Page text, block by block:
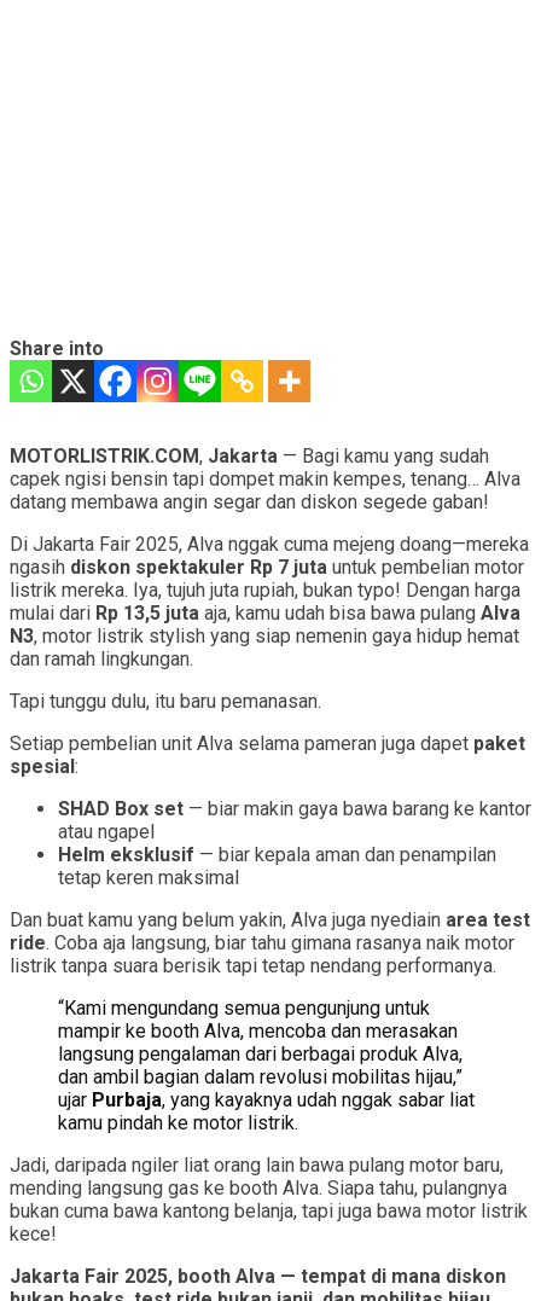
Share into
MOTORLISTRIK.COM, Jakarta — Bagi kamu yang sudah
capek ngisi bensin tapi dompet makin kempes, tenang… Alva
datang membawa angin segar dan diskon segede gaban!
Di Jakarta Fair 2025, Alva nggak cuma mejeng doang—mereka
ngasih diskon spektakuler Rp 7 juta untuk pembelian motor
listrik mereka. Iya, tujuh juta rupiah, bukan typo! Dengan harga
mulai dari Rp 13,5 juta aja, kamu udah bisa bawa pulang Alva
N3, motor listrik stylish yang siap nemenin gaya hidup hemat
dan ramah lingkungan.
Tapi tunggu dulu, itu baru pemanasan.
Setiap pembelian unit Alva selama pameran juga dapet paket
spesial :
SHAD Box set — biar makin gaya bawa barang ke kantor
atau ngapel
Helm eksklusif — biar kepala aman dan penampilan
tetap keren maksimal
Dan buat kamu yang belum yakin, Alva juga nyediain area test
ride. Coba aja langsung, biar tahu gimana rasanya naik motor
listrik tanpa suara berisik tapi tetap nendang performanya.
“Kami mengundang semua pengunjung untuk
mampir ke booth Alva, mencoba dan merasakan
langsung pengalaman dari berbagai produk Alva,
dan ambil bagian dalam revolusi mobilitas hijau,”
ujar Purbaja, yang kayaknya udah nggak sabar liat
kamu pindah ke motor listrik.
Jadi, daripada ngiler liat orang lain bawa pulang motor baru,
mending langsung gas ke booth Alva. Siapa tahu, pulangnya
bukan cuma bawa kantong belanja, tapi juga bawa motor listrik
kece!
Jakarta Fair 2025, booth Alva — tempat di mana diskon